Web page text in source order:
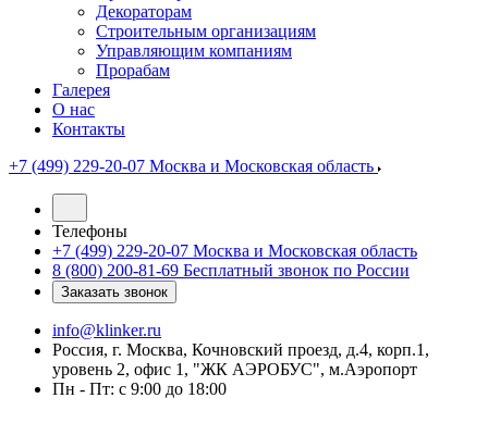
Декораторам
Строительным организациям
Управляющим компаниям
Прорабам
Галерея
О нас
Контакты
+7 (499) 229-20-07 Москва и Московская область
Телефоны
+7 (499) 229-20-07 Москва и Московская область
8 (800) 200-81-69 Бесплатный звонок по России
Заказать звонок
info@klinker.ru
Россия, г. Москва, Кочновский проезд, д.4, корп.1,
уровень 2, офис 1, "ЖК АЭРОБУС", м.Аэропорт
Пн - Пт: с 9:00 до 18:00